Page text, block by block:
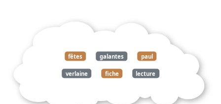
fêtes galantes paul
verlaine fiche lecture